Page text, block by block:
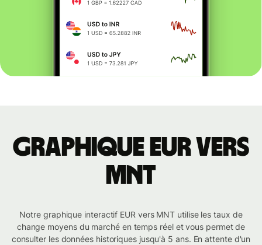
Graphique EUR vers
MNT
Notre graphique interactif EUR vers MNT utilise les taux de
change moyens du marché en temps réel et vous permet de
consulter les données historiques jusqu'à 5 ans. En attente d'un